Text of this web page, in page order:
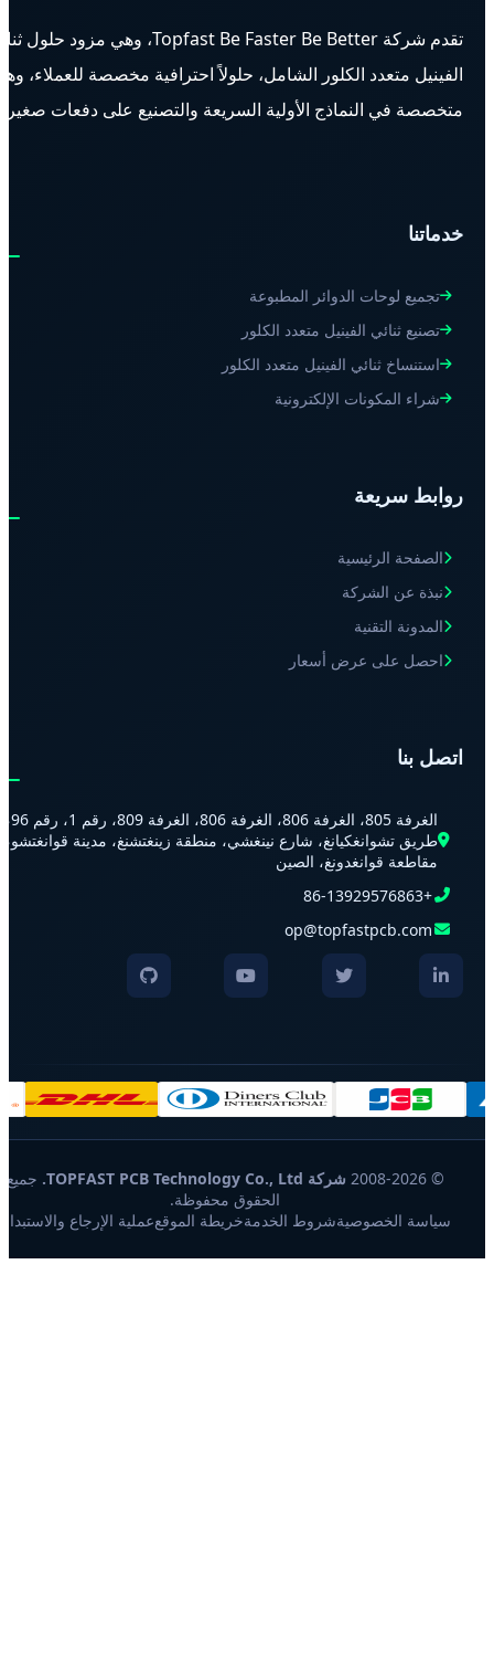
تقدم شركة Topfast Be Faster Be Better، وهي مزود حلول ثنائي
الفينيل متعدد الكلور الشامل، حلولاً احترافية مخصصة للعملاء، وهي
متخصصة في النماذج الأولية السريعة والتصنيع على دفعات صغيرة.
خدماتنا
تجميع لوحات الدوائر المطبوعة
تصنيع ثنائي الفينيل متعدد الكلور
استنساخ ثنائي الفينيل متعدد الكلور
شراء المكونات الإلكترونية
روابط سريعة
الصفحة الرئيسية
نبذة عن الشركة
المدونة التقنية
احصل على عرض أسعار
اتصل بنا
الغرفة 805، الغرفة 806، الغرفة 806، الغرفة 809، رقم 1، رقم 96،
طريق تشوانغكيانغ، شارع نينغشي، منطقة زينغتشنغ، مدينة قوانغتشو،
مقاطعة قوانغدونغ، الصين
op@topfastpcb.com
شركة TOPFAST PCB Technology Co., Ltd.
جميع
الحقوق محفوظة.
سياسة الخصوصيةشروط الخدمةخريطة الموقععملية الإرجاع والاستبدال